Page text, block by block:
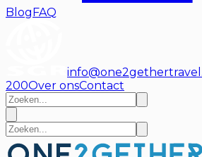
BlogFAQ
200Over onsContact